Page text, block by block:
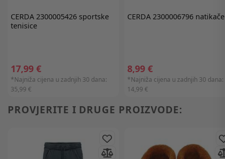
CERDA2300005426 sportske
tenisice
17,99 €
*Najniža cijena u zadnjih 30 dana:
35,99 €
CERDA2300006796 natikače
8,99 €
*Najniža cijena u zadnjih 30 dana:
14,99 €
PROVJERITE I DRUGE PROIZVODE: